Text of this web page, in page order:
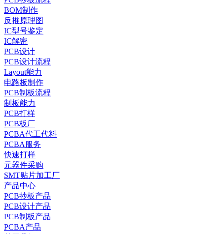
BOM制作
反推原理图
IC型号鉴定
IC解密
PCB设计
PCB设计流程
Layout能力
电路板制作
PCB制板流程
制板能力
PCB打样
PCB板厂
PCBA代工代料
PCBA服务
快速打样
元器件采购
SMT贴片加工厂
产品中心
PCB抄板产品
PCB设计产品
PCB制板产品
PCBA产品